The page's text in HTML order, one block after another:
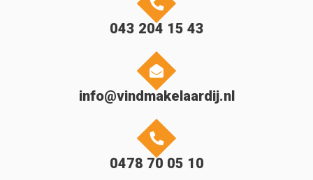
043 204 15 43
info@vindmakelaardij.nl
0478 70 05 10